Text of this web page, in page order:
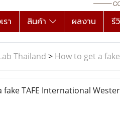
รา สินค้า ผลงาน รี
Thailand > How to get a
fake TAFE International